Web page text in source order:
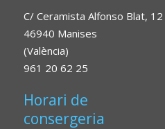
C/ Ceramista Alfonso Blat, 12
46940 Manises
(València)
961 20 62 25
Horari de
consergeria